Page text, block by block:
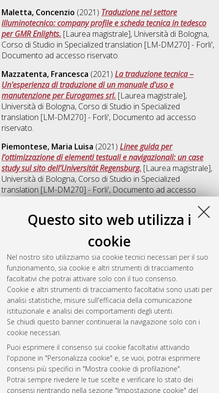
Questo sito web utilizza i
cookie
Nel nostro sito utilizziamo sia cookie tecnici necessari per il suo
funzionamento, sia cookie e altri strumenti di tracciamento
facoltativi che potrai attivare solo con il tuo consenso.
Cookie e altri strumenti di tracciamento facoltativi sono usati per
analisi statistiche, misure sull'efficacia della comunicazione
istituzionale e analisi dei comportamenti degli utenti.
Se chiudi questo banner continuerai la navigazione solo con i
cookie necessari.
Puoi esprimere il consenso sui cookie facoltativi attivando
l'opzione in "Personalizza cookie" e, se vuoi, potrai esprimere
consensi più specifici in "Mostra cookie di profilazione".
Potrai sempre rivedere le tue scelte e verificare lo stato dei
consensi rientrando nella sezione "Impostazione cookie" del
Maletta, Concenzio (2021) Traduzione nel settore
illuminotecnico: company profile e scheda tecnica in tedesco
per GMR Enlights. [Laurea magistrale], Università di Bologna,
Corso di Studio in Specialized translation [LM-DM270] - Forli',
Documento ad accesso riservato.
Mazzatenta, Francesca (2021)La traduzione tecnica –
Un'esperienza di traduzione di un manuale d'uso e
manutenzione per Eurogames srl. [Laurea magistrale],
Università di Bologna, Corso di Studio in Specialized
translation [LM-DM270] - Forli', Documento ad accesso
riservato.
Piemontese, Maria Luisa (2021)Linee guida per
l’ottimizzazione di elementi testuali e navigazionali: un case
study sul sito dell’Universität Regensburg. [Laurea magistrale],
Università di Bologna, Corso di Studio in Specialized
translation [LM-DM270] - Forli', Documento ad accesso
Sommer, Katrin(2021)Siamo con voi? – Eine
korpuslinguistische Diskursanalyse über das Italien- und
Deutschlandbild in deutschen und italienischen
magistrale], Università di Bologna, Corso di Studio in
Specialized translation [LM-DM270] - Forli' , Documento ad
accesso riservato.
Questa lista e' stata generata ilThu Aug 6 19:57:52 2026
CEST
Atom
Rss 1.0
Rss 2.0